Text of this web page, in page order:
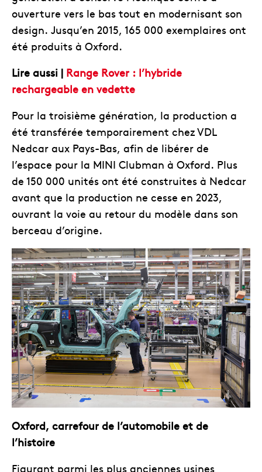
ouverture vers le bas tout en modernisant son
design. Jusqu’en 2015, 165 000 exemplaires ont
été produits à Oxford.
Lire aussi | Range Rover : l’hybride
rechargeable en vedette
Pour la troisième génération, la production a
été transférée temporairement chez VDL
Nedcar aux Pays-Bas, afin de libérer de
l’espace pour la MINI Clubman à Oxford. Plus
de 150 000 unités ont été construites à Nedcar
avant que la production ne cesse en 2023,
ouvrant la voie au retour du modèle dans son
berceau d’origine.
Oxford, carrefour de l’automobile et de
l’histoire
Figurant parmi les plus anciennes usines